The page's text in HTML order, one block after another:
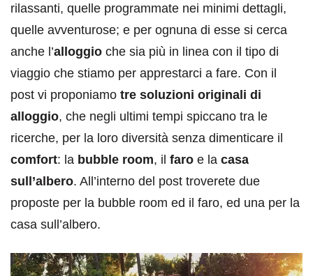
rilassanti, quelle programmate nei minimi dettagli,
quelle avventurose; e per ognuna di esse si cerca
anche l’alloggio che sia più in linea con il tipo di
viaggio che stiamo per apprestarci a fare. Con il
post vi proponiamo tre soluzioni originali di
alloggio, che negli ultimi tempi spiccano tra le
ricerche, per la loro diversità senza dimenticare il
comfort: la bubble room, il faro e la casa
sull’albero. All’interno del post troverete due
proposte per la bubble room ed il faro, ed una per la
casa sull’albero.